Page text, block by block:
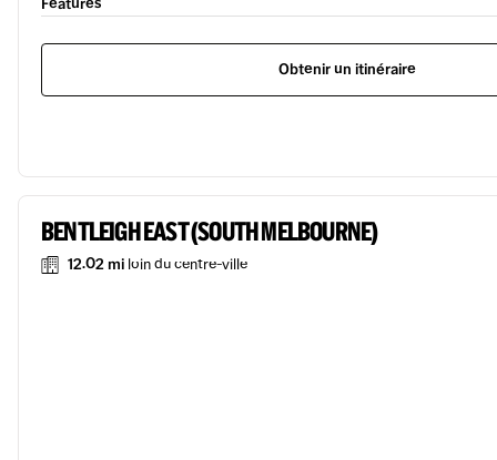
Features
Obtenir un itinéraire
BENTLEIGH EAST (SOUTH MELBOURNE)
12.02 mi loin du centre-ville